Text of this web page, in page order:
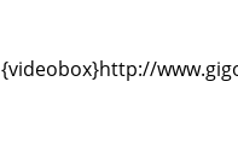
{videobox}http://